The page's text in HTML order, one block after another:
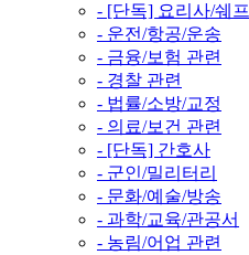
- [단독] 요리사/쉐프
- 운전/항공/운송
- 금융/보험 관련
- 경찰 관련
- 법률/소방/교정
- 의료/보건 관련
- [단독] 간호사
- 군인/밀리터리
- 문화/예술/방송
- 과학/교육/관공서
- 농림/어업 관련